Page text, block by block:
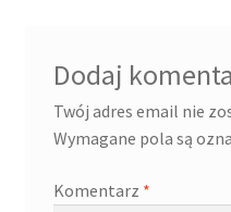
Dodaj
Twój adres email nie
Wymagane pola są
Komentarz *